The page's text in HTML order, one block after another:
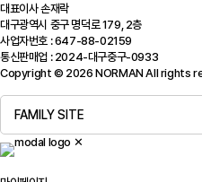
대표이사 손재락
대구광역시 중구 명덕로 179, 2층
사업자번호 : 647-88-02159
통신판매업 : 2024-대구중구-0933
Copyright © 2026 NORMAN All rights
FAMILY SITE
✕